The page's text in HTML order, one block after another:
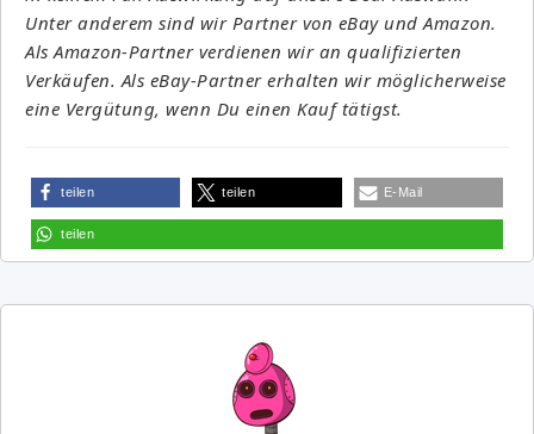
Unter anderem sind wir Partner von eBay und Amazon.
Als Amazon-Partner verdienen wir an qualifizierten
Verkäufen. Als eBay-Partner erhalten wir möglicherweise
eine Vergütung, wenn Du einen Kauf tätigst.
teilen teilen E-Mail
teilen